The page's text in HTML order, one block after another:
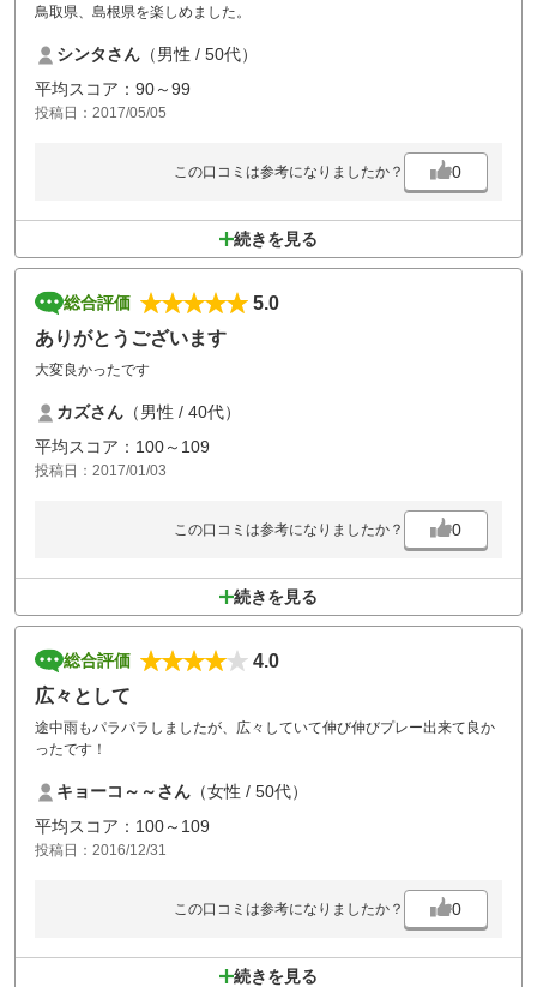
鳥取県、島根県を楽しめました。
シンタさん （男性 / 50代）
平均スコア：90～99
投稿日：2017/05/05
この口コミは参考になりましたか？ 0
続きを見る
総合評価
5.0
ありがとうございます
大変良かったです
カズさん （男性 / 40代）
平均スコア：100～109
投稿日：2017/01/03
この口コミは参考になりましたか？ 0
続きを見る
総合評価
4.0
広々として
途中雨もパラパラしましたが、広々していて伸び伸びプレー出来て良か
ったです！
キョーコ～～さん （女性 / 50代）
平均スコア：100～109
投稿日：2016/12/31
この口コミは参考になりましたか？ 0
続きを見る